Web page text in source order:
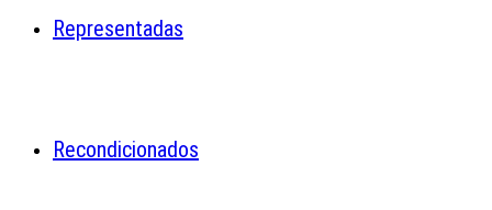
Representadas
Recondicionados